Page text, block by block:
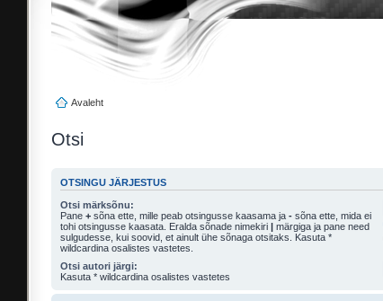
Avaleht
Otsi
OTSINGU JÄRJESTUS
Otsi märksõnu:
Pane + sõna ette, mille peab otsingusse kaasama ja - sõna ette, mida ei
tohi otsingusse kaasata. Eralda sõnade nimekiri | märgiga ja pane need
sulgudesse, kui soovid, et ainult ühe sõnaga otsitaks. Kasuta *
wildcardina osalistes vastetes.
Otsi autori järgi:
Kasuta * wildcardina osalistes vastetes